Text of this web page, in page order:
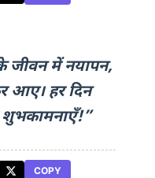
जीवन में नयापन,
आए। हर दिन
शुभकामनाएँ!”
COPY